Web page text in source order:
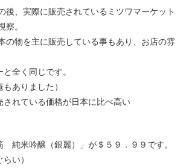
後、実際に販売されているミツワマーケット
察。
の物を主に販売している事もあり、お店の雰
全く同じです。
もありました）
されている価格が日本に比べ高い
純米吟醸（銀麗）」が＄５９．９９です。
い）